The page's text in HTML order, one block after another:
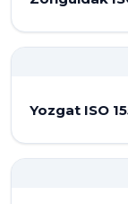
Yozgat ISO